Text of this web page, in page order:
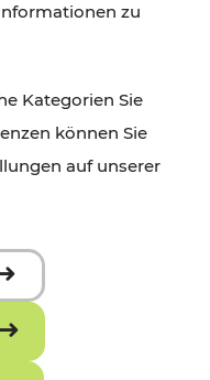
zu
Kategorien Sie
können Sie
auf unserer